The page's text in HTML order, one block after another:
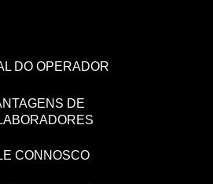
DO OPERADOR
DE
CONNOSCO